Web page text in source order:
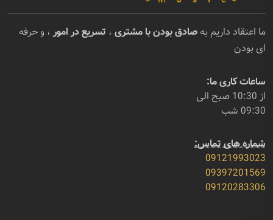
ما اعتقاد داریم به صادق بودن با مشتری ، تسریع در امور ، و حرفه
ای بودن
ساعات کاری ما:
از 10:30 صبح الی
09:30 شب
شماره های تماس:
09121993023
09397201569
09120283306